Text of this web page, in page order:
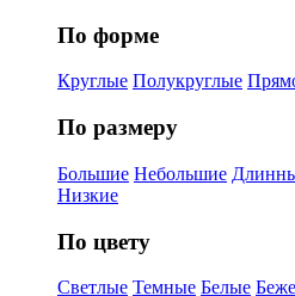
По форме
Круглые Полукруглые
По размеру
Большие Небольшие
Низкие
По цвету
Светлые Темные Белые